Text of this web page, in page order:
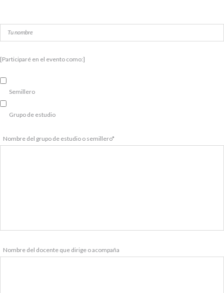
[Participaré en el evento como:]
Semillero
Grupo de estudio